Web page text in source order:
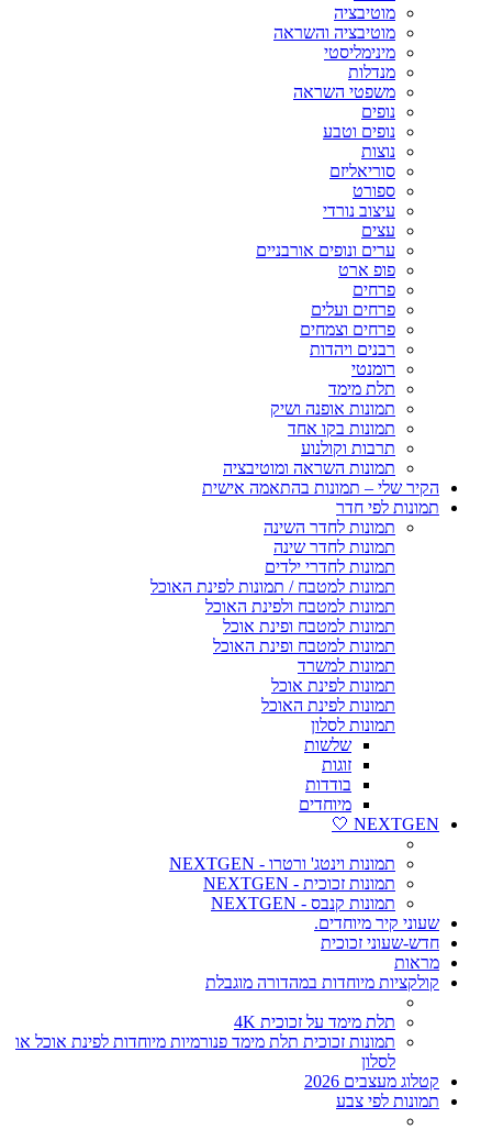
מוטיבציה
מוטיבציה והשראה
מינימליסטי
מנדלות
משפטי השראה
נופים
נופים וטבע
נוצות
סוריאליזם
ספורט
עיצוב נורדי
עצים
ערים ונופים אורבניים
פופ ארט
פרחים
פרחים ועלים
פרחים וצמחים
רבנים ויהדות
רומנטי
תלת מימד
תמונות אופנה ושיק
תמונות בקו אחד
תרבות וקולנוע
תמונות השראה ומוטיבציה
הקיר שלי – תמונות בהתאמה אישית
תמונות לפי חדר
תמונות לחדר השינה
תמונות לחדר שינה
תמונות לחדרי ילדים
תמונות למטבח / תמונות לפינת האוכל
תמונות למטבח ולפינת האוכל
תמונות למטבח ופינת אוכל
תמונות למטבח ופינת האוכל
תמונות למשרד
תמונות לפינת אוכל
תמונות לפינת האוכל
תמונות לסלון
שלשות
זוגות
בודדות
מיוחדים
NEXTGEN 🤍
תמונות וינטג' ורטרו - NEXTGEN
תמונות זכוכית - NEXTGEN
תמונות קנבס - NEXTGEN
שעוני קיר מיוחדים.
חדש-שעוני זכוכית
מראות
קולקציות מיוחדות במהדורה מוגבלת
תלת מימד על זכוכית 4K
תמונות זכוכית תלת מימד פנורמיות מיוחדות לפינת אוכל או
לסלון
קטלוג מעצבים 2026
תמונות לפי צבע